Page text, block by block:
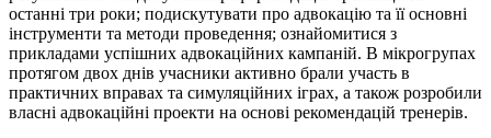
останні три роки; подискутувати про адвокацію та її основні
інструменти та методи проведення; ознайомитися з
прикладами успішних адвокаційних кампаній. В мікрогрупах
протягом двох днів учасники активно брали участь в
практичних вправах та симуляційних іграх, а також розробили
власні адвокаційні проекти на основі рекомендацій тренерів.